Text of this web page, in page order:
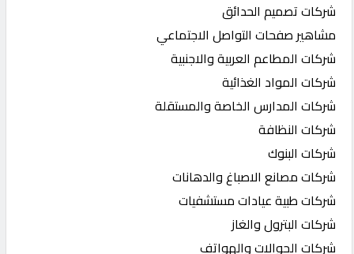
شركات تصميم الحدائق
مشاهير صفحات التواصل الاجتماعي
شركات المطاعم العربية والاجنبية
شركات المواد الغذائية
شركات المدارس الخاصة والمستقلة
شركات النظافة
شركات البنوك
شركات مصانع الاصباغ والدهانات
شركات طبية عيادات مستشفيات
شركات البترول والغاز
شركات الجوالات والهواتف